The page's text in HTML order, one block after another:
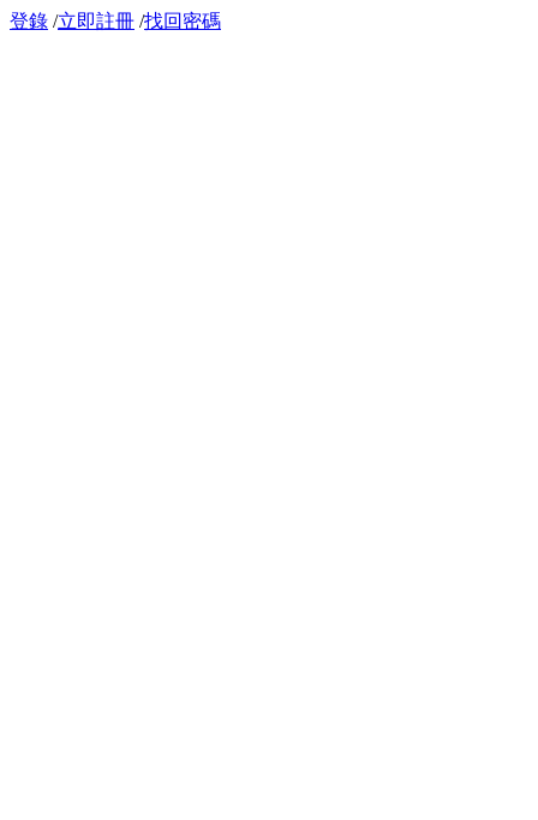
登錄 /立即註冊 /找回密碼